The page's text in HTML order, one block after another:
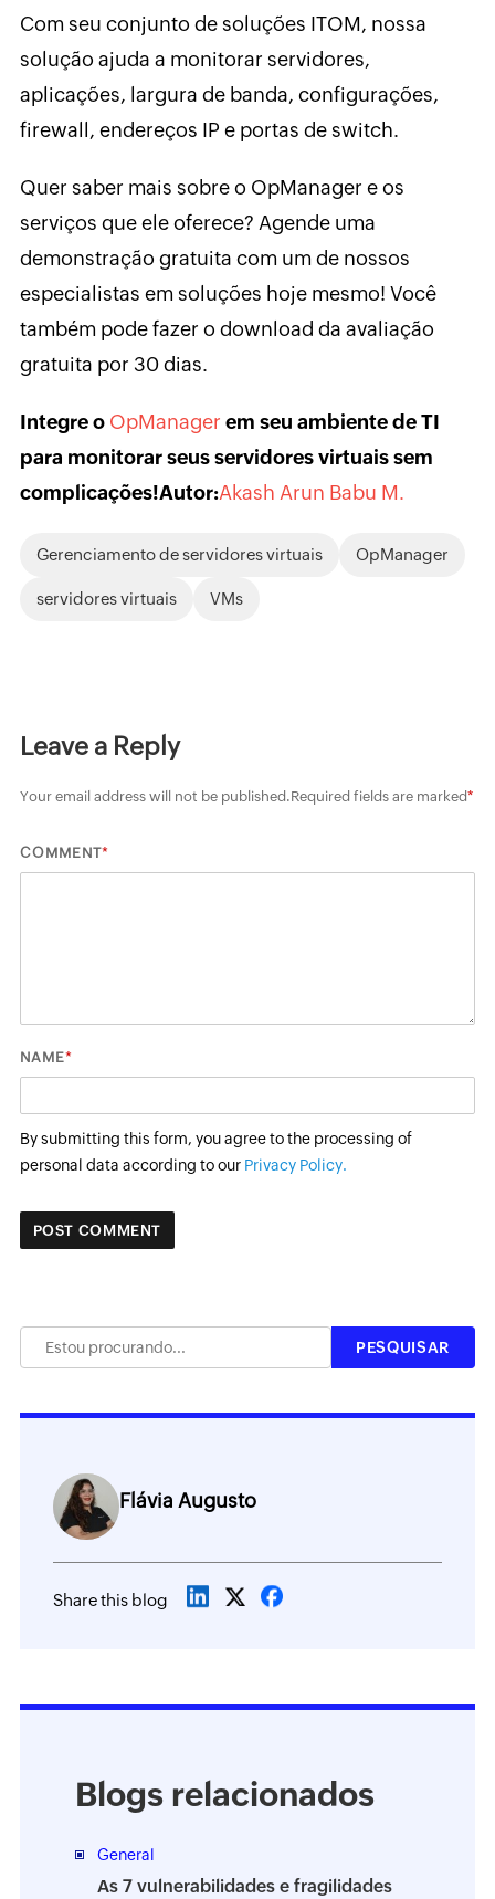
Com seu conjunto de soluções ITOM, nossa
solução ajuda a monitorar servidores,
aplicações, largura de banda, configurações,
firewall, endereços IP e portas de switch.
Quer saber mais sobre o OpManager e os
serviços que ele oferece? Agende uma
demonstração gratuita com um de nossos
especialistas em soluções hoje mesmo! Você
também pode fazer o download da avaliação
gratuita por 30 dias.
Integre o OpManager em seu ambiente de TI
para monitorar seus servidores virtuais sem
complicações!Autor:Akash Arun Babu M.
Gerenciamento de servidores virtuais OpManager
servidores virtuais VMs
Leave a Reply
Your email address will not be published.Required fields are marked*
COMMENT*
NAME*
By submitting this form, you agree to the processing of
personal data according to our Privacy Policy.
Flávia Augusto
Share this blog
Blogs relacionados
General
As 7 vulnerabilidades e fragilidades